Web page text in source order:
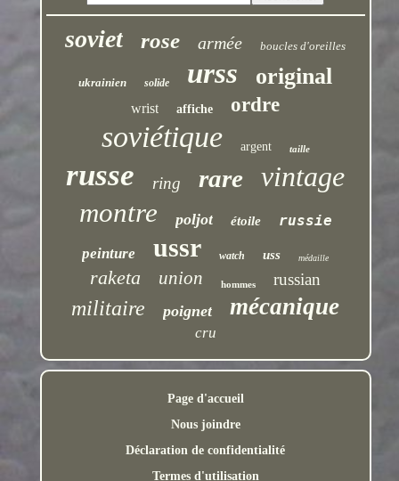
soviet rose armée boucles d'oreilles
ukrainien solide urss original
wrist affiche ordre
soviétique argent taille
russe ring rare vintage
montre poljot étoile
russie
peinture
ussr watch uss médaille
raketa union hommes russian
militaire poignet mécanique
cru
Page d'accueil
Nous joindre
Déclaration de confidentialité
Termes d'utilisation